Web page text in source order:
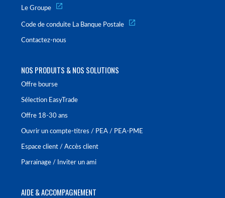
Le Groupe
Code de conduite La Banque Postale
Contactez-nous
NOS PRODUITS & NOS SOLUTIONS
Offre bourse
Sélection EasyTrade
Offre 18-30 ans
Ouvrir un compte-titres / PEA / PEA-PME
Espace client / Accès client
Parrainage / Inviter un ami
AIDE & ACCOMPAGNEMENT